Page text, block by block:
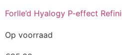
Forlle’d Hyalogy P-effect
Op voorraad